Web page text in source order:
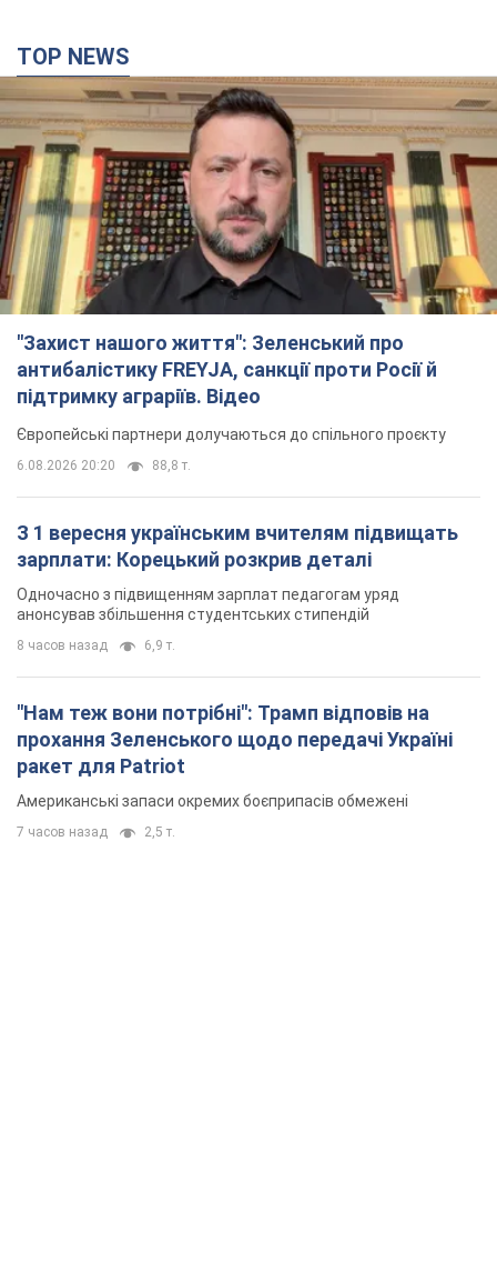
TOP NEWS
"Захист нашого життя": Зеленський про
антибалістику FREYJA, санкції проти Росії й
підтримку аграріїв. Відео
Європейські партнери долучаються до спільного проєкту
6.08.2026 20:20 88,8 т.
З 1 вересня українським вчителям підвищать
зарплати: Корецький розкрив деталі
Одночасно з підвищенням зарплат педагогам уряд
анонсував збільшення студентських стипендій
8 часов назад 6,9 т.
"Нам теж вони потрібні": Трамп відповів на
прохання Зеленського щодо передачі Україні
ракет для Patriot
Американські запаси окремих боєприпасів обмежені
7 часов назад 2,5 т.